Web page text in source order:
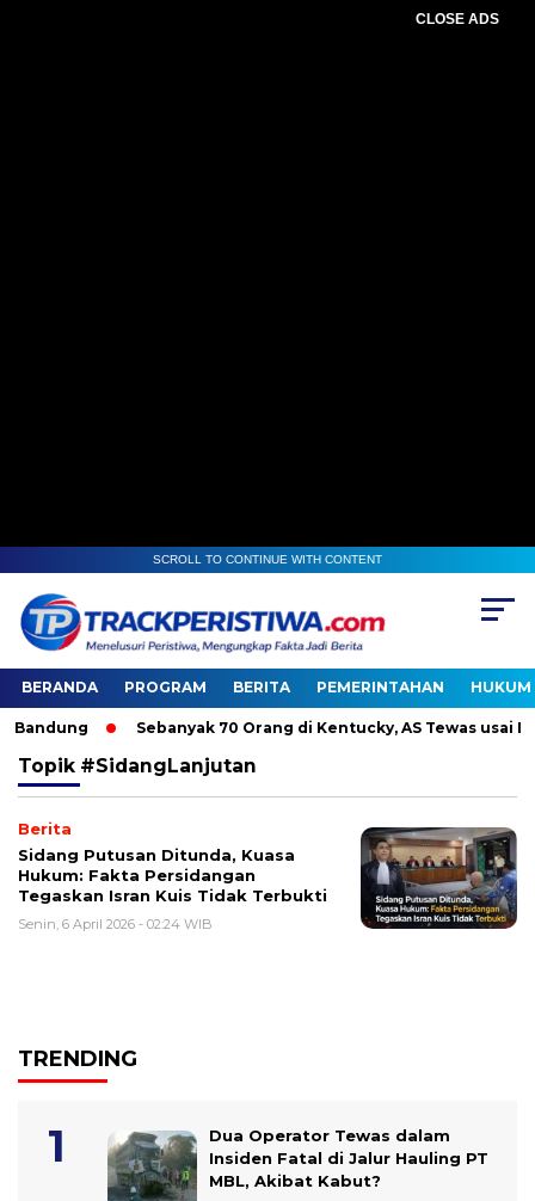
CLOSE ADS
SCROLL TO CONTINUE WITH CONTENT
BERANDA PROGRAM BERITA PEMERINTAHAN HUKUM
Sebanyak 70 Orang di Kentucky, AS Tewas usai
Topik #SidangLanjutan
Berita
Sidang Putusan Ditunda, Kuasa
Hukum: Fakta Persidangan
Tegaskan Isran Kuis Tidak Terbukti
Senin, 6 April 2026 - 02:24 WIB
TRENDING
Dua Operator Tewas dalam
Insiden Fatal di Jalur Hauling PT
MBL, Akibat Kabut?